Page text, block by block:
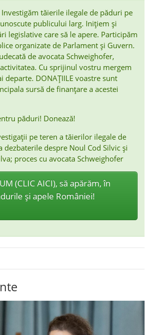
Investigăm tăierile ilegale de păduri pe
publicului larg. Inițiem și
legislative care să le apere. Participăm
organizate de Parlament și Guvern.
de avocata Schweighofer,
Cu sprijinul vostru mergem
departe. DONAȚIILE voastre sunt
sursă de finanțare a acestei
(CLIC AICI), să apărăm, în
și apele României!